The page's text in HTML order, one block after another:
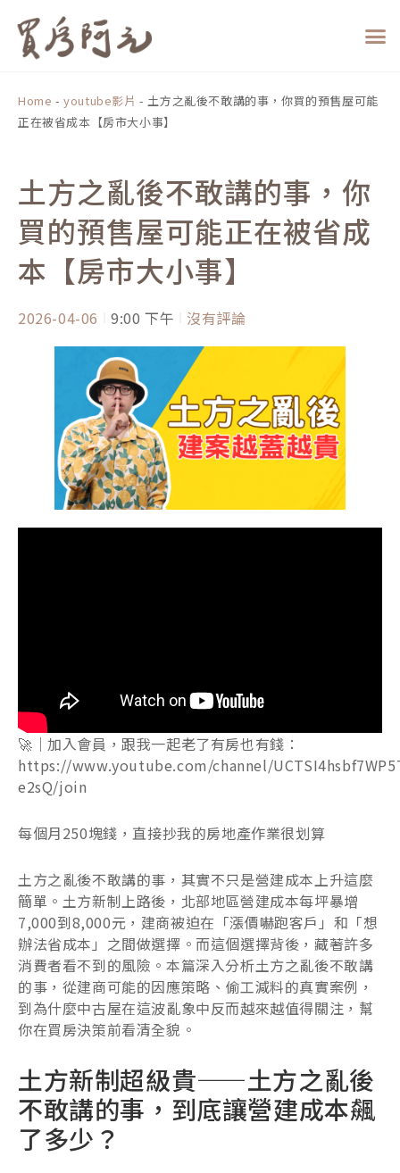
Home -youtube影片 -土方之亂後不敢講的事，你買的預售屋可能
正在被省成本【房市大小事】
土方之亂後不敢講的事，你
買的預售屋可能正在被省成
本【房市大小事】
2026-04-06 9:00 下午 沒有評論
🚀｜加入會員，跟我一起老了有房也有錢：
https://www.youtube.com/channel/
e2sQ/join
每個月250塊錢，直接抄我的房地產作業很划算
土方之亂後不敢講的事，其實不只是營建成本上升這麼
簡單。土方新制上路後，北部地區營建成本每坪暴增
7,000到8,000元，建商被迫在「漲價嚇跑客戶」和「想
辦法省成本」之間做選擇。而這個選擇背後，藏著許多
消費者看不到的風險。本篇深入分析土方之亂後不敢講
的事，從建商可能的因應策略、偷工減料的真實案例，
到為什麼中古屋在這波亂象中反而越來越值得關注，幫
你在買房決策前看清全貌。
土方新制超級貴——土方之亂後
不敢講的事，到底讓營建成本飆
了多少？